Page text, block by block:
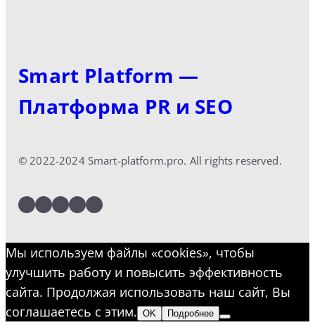
Smart Platform —
Платформа PR и SEO
© 2022-2024 Smart-platform.pro. All rights reserved.
LinkedIn
Facebook
Twitter
Instagram
YouTube
Мы используем файлы «cookies», чтобы
улучшить работу и повысить эффективность
сайта. Продолжая использовать наш сайт, Вы
соглашаетесь с этим. OK Подробнее